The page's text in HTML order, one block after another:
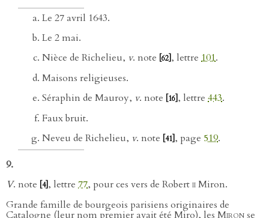
Le 27 avril 1643.
Le 2 mai.
Nièce de Richelieu, v. note [62], lettre 101.
Maisons religieuses.
Séraphin de Mauroy, v. note [16], lettre 443.
Faux bruit.
Neveu de Richelieu, v. note [41], page 519.
9.
V. note [4], lettre 77, pour ces vers de RobertiiMiron.
Grande famille de bourgeois parisiens originaires de
Catalogne (leur nom premier avait été Miro), les Mironse